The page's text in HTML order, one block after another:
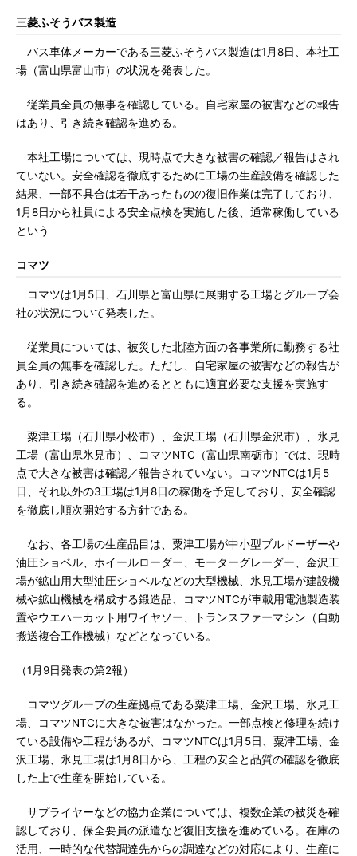
三菱ふそうバス製造
バス車体メーカーである三菱ふそうバス製造は1月8日、本社工
場（富山県富山市）の状況を発表した。
従業員全員の無事を確認している。自宅家屋の被害などの報告
はあり、引き続き確認を進める。
本社工場については、現時点で大きな被害の確認／報告はされ
ていない。安全確認を徹底するために工場の生産設備を確認した
結果、一部不具合は若干あったものの復旧作業は完了しており、
1月8日から社員による安全点検を実施した後、通常稼働している
という
コマツ
コマツは1月5日、石川県と富山県に展開する工場とグループ会
社の状況について発表した。
従業員については、被災した北陸方面の各事業所に勤務する社
員全員の無事を確認した。ただし、自宅家屋の被害などの報告が
あり、引き続き確認を進めるとともに適宜必要な支援を実施す
る。
粟津工場（石川県小松市）、金沢工場（石川県金沢市）、氷見
工場（富山県氷見市）、コマツNTC（富山県南砺市）では、現時
点で大きな被害は確認／報告されていない。コマツNTCは1月5
日、それ以外の3工場は1月8日の稼働を予定しており、安全確認
を徹底し順次開始する方針である。
なお、各工場の生産品目は、粟津工場が中小型ブルドーザーや
油圧ショベル、ホイールローダー、モーターグレーダー、金沢工
場が鉱山用大型油圧ショベルなどの大型機械、氷見工場が建設機
械や鉱山機械を構成する鍛造品、コマツNTCが車載用電池製造装
置やウエハーカット用ワイヤソー、トランスファーマシン（自動
搬送複合工作機械）などとなっている。
（1月9日発表の第2報）
コマツグループの生産拠点である粟津工場、金沢工場、氷見工
場、コマツNTCに大きな被害はなかった。一部点検と修理を続け
ている設備や工程があるが、コマツNTCは1月5日、粟津工場、金
沢工場、氷見工場は1月8日から、工程の安全と品質の確認を徹底
した上で生産を開始している。
サプライヤーなどの協力企業については、複数企業の被災を確
認しており、保全要員の派遣など復旧支援を進めている。在庫の
活用、一時的な代替調達先からの調達などの対応により、生産に